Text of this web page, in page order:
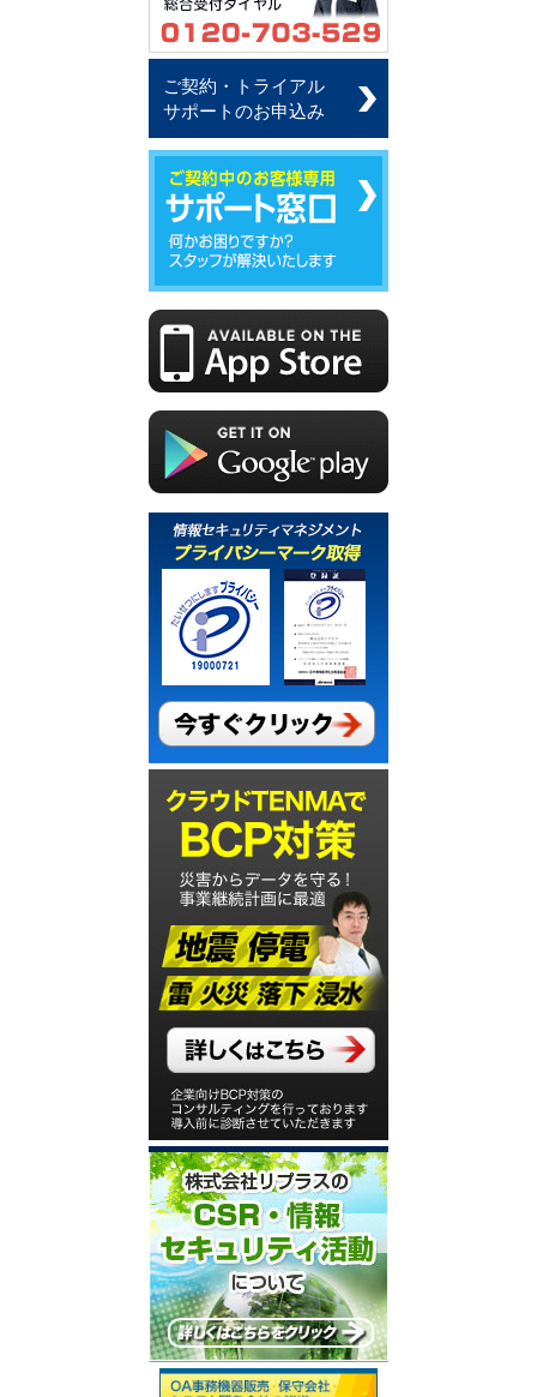
ご契約・トライアル
サポートのお申込み